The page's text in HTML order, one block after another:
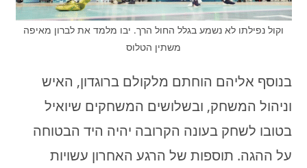
וקול נפילתו לא נשמע בגלל החול הרך. יבו מלמד את לברון מאיפה
משתין הטלוס
בנוסף אליהם הוחתם מלקולם ברוגדון, האיש
וניהול המשחק, ובשלושים המשחקים שיואיל
בטובו לשחק בעונה הקרובה יהיה היד הבטוחה
על ההגה. תוספות של הרגע האחרון עשויות